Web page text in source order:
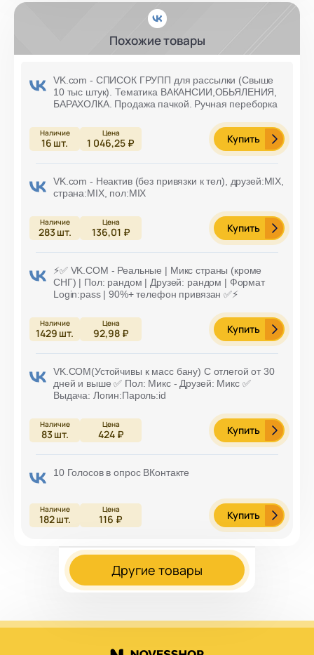
Похожие товары
VK.com - СПИСОК ГРУПП для рассылки (Свыше
10 тыс штук). Тематика ВАКАНСИИ,ОБЬЯЛЕНИЯ,
БАРАХОЛКА. Продажа пачкой. Ручная переборка
16 шт. 1 046,25 ₽ Купить
VK.com - Неактив (без привязки к тел), друзей:MIX,
страна:MIX, пол:MIX
283шт. 136,01 ₽ Купить
⚡️✅ VK.COM - Реальные | Микс страны (кроме
СНГ) | Пол: рандом | Друзей: рандом | Формат
Login:pass | 90%+ телефон привязан ✅⚡️
1429 шт. 92,98 ₽ Купить
VK.COM(Устойчивы к масс бану) С отлегой от 30
дней и выше ✅ Пол: Микс - Друзей: Микс ✅
Выдача: Логин:Пароль:id
83шт. 424 ₽ Купить
10 Голосов в опрос ВКонтакте
182шт. 116 ₽ Купить
Другие товары